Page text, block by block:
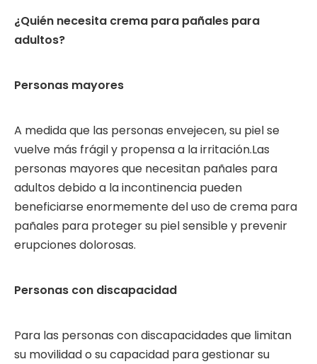
¿Quién necesita crema para pañales para
adultos?
Personas mayores
A medida que las personas envejecen, su piel se
vuelve más frágil y propensa a la irritación.Las
personas mayores que necesitan pañales para
adultos debido a la incontinencia pueden
beneficiarse enormemente del uso de crema para
pañales para proteger su piel sensible y prevenir
erupciones dolorosas.
Personas con discapacidad
Para las personas con discapacidades que limitan
su movilidad o su capacidad para gestionar su